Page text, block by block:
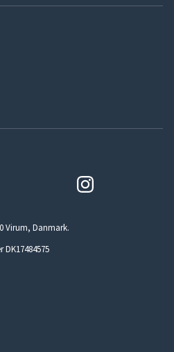
Virum, Danmark.